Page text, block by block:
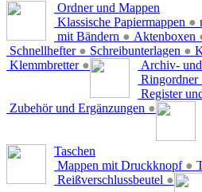
Ordner und Mappen
Klassische Papiermappen ●
mit Bändern ● Aktenboxen
Schnellhefter ● Schreibunterlagen ●
Klemmbretter ●
Archiv-
Ringordner
Register
Zubehör und Ergänzungen ●
Taschen
Mappen mit Druckknopf ●
Reißverschlussbeutel ●